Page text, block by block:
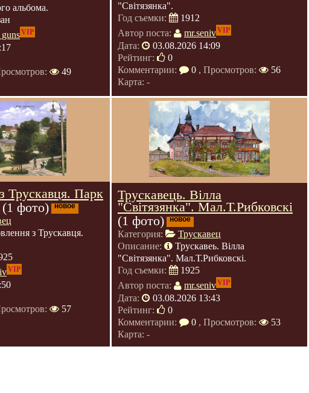
альбома.
VIP
49
"Світязянка".
Год съемки:
1912
Автор поста:
mr.senivVIP
Дата:
03.08.2026 14:09
Рейтинг:
0
Комментарии:
0 , Просмотров:
56
Карта: -
Трускавця. Парк
(1 фото) новое
з Трускавця.
VIP
57
Трускавець. Вілла
"Світязянка". Мал.Т.Рибковскі
(1 фото)
новое
Категория:
Трускавец
Описание:
Трускавеь. Вілла
"Світязянка". Мал.Т.Рибковскі.
Год съемки:
1925
Автор поста:
mr.senivVIP
Дата:
03.08.2026 13:43
Рейтинг:
0
Комментарии:
0 , Просмотров:
53
Карта: -